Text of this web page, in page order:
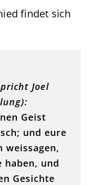
findet sich
Joel
Geist
und eure
weissagen,
haben, und
Gesichte